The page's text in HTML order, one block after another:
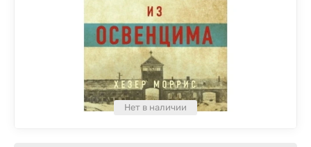
Нет в наличии